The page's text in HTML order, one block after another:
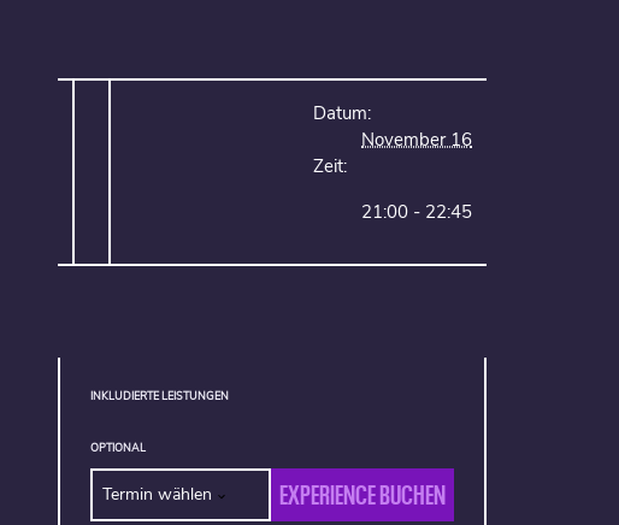
Datum:
November 16
Zeit:
21:00 - 22:45
INKLUDIERTE LEISTUNGEN
OPTIONAL
Termin wählen EXPERIENCE BUCHEN